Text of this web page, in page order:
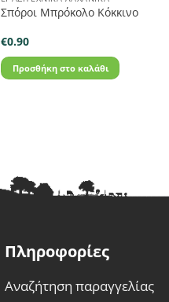
Σπόροι Μπρόκολο Κόκκινο
€0.90
Προσθήκη στο καλάθι
Πληροφορίες
Αναζήτηση παραγγελίας